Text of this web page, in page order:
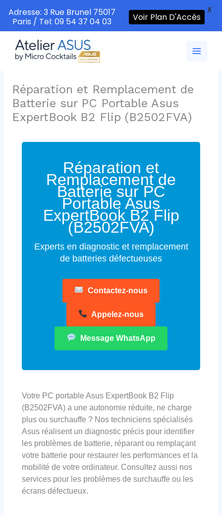
contenu
Réparation et Remplacement de
Batterie sur PC Portable Asus
ExpertBook B2 Flip (B2502FVA)
Réparation et
Remplacement de
Batterie sur PC
Portable Asus
ExpertBook B2 Flip
(B2502FVA)
Experts en diagnostic et remplacement
de batteries défectueuses
Contactez-nous
Appelez-nous
Message WhatsApp
Votre PC portable Asus ExpertBook B2 Flip
(B2502FVA) a une autonomie réduite, ne charge
plus ou surchauffe ? Nos techniciens spécialisés
Asus réalisent un diagnostic précis pour identifier
les problèmes de batterie, réparant ou remplaçant
votre batterie pour restaurer les performances et la
mobilité de votre ordinateur. Consultez aussi nos
services pour les problèmes de surchauffe ou les
écrans défectueux.
Adresse: 3 Rue Brunel 75017
Paris / Tel: 09 54 37 04 03
Voir Plan D'Accès
X